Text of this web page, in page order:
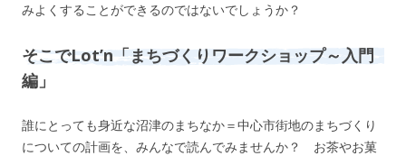
みよくすることができるのではないでしょうか？
そこでLot’n「まちづくりワークショップ～入門
編」
誰にとっても身近な沼津のまちなか＝中心市街地のまちづくり
についての計画を、みんなで読んでみませんか？ お茶やお菓